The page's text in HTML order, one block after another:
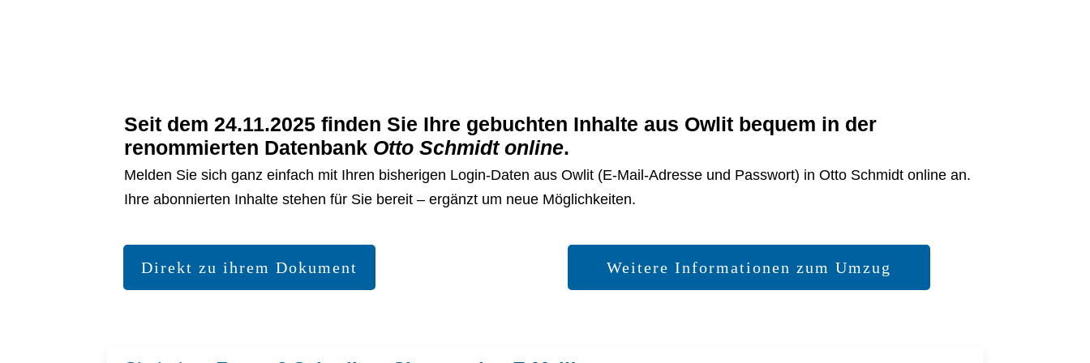
Seit dem 24.11.2025 finden Sie Ihre gebuchten Inhalte aus Owlit bequem in der
renommierten Datenbank Otto Schmidt online.
Melden Sie sich ganz einfach mit Ihren bisherigen Login-Daten aus Owlit (E-Mail-Adresse und Passwort) in Otto Schmidt online an.
Ihre abonnierten Inhalte stehen für Sie bereit – ergänzt um neue Möglichkeiten.
Direkt zu ihrem Dokument Weitere Informationen zum Umzug